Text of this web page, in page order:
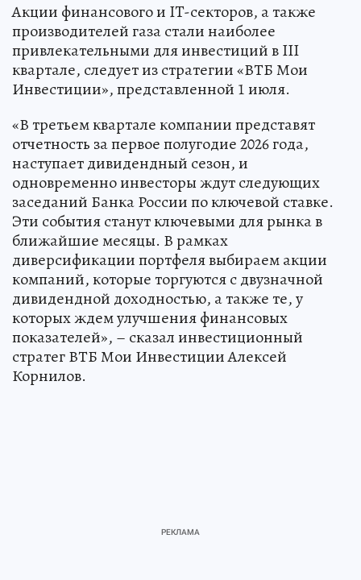
Акции финансового и IT-секторов, а также
производителей газа стали наиболее
привлекательными для инвестиций в III
квартале, следует из стратегии «ВТБ Мои
Инвестиции», представленной 1 июля.
«В третьем квартале компании представят
отчетность за первое полугодие 2026 года,
наступает дивидендный сезон, и
одновременно инвесторы ждут следующих
заседаний Банка России по ключевой ставке.
Эти события станут ключевыми для рынка в
ближайшие месяцы. В рамках
диверсификации портфеля выбираем акции
компаний, которые торгуются с двузначной
дивидендной доходностью, а также те, у
которых ждем улучшения финансовых
показателей», – сказал инвестиционный
стратег ВТБ Мои Инвестиции Алексей
Корнилов.